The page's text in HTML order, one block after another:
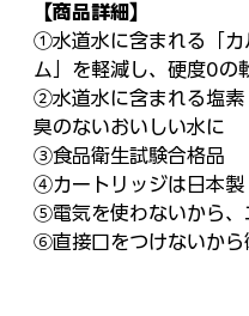
【商品詳細】
①水道水に含まれる「カ
ム」を軽減し、硬度0の
②水道水に含まれる塩素
臭のないおいしい水に
③食品衛生試験合格品
④カートリッジは日本製
⑤電気を使わないから、
⑥直接口をつけないから